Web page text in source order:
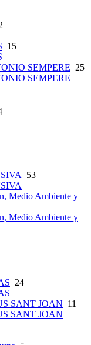
15
SEMPERE 25
SEMPERE
53
Medio Ambiente y
Medio Ambiente y
24
SANT JOAN 11
SANT JOAN